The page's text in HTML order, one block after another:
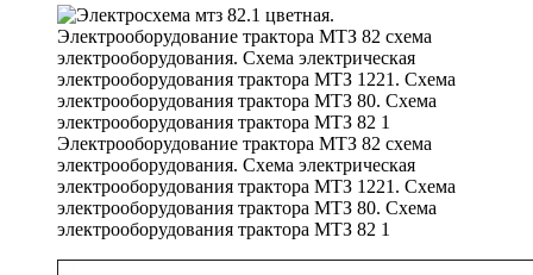
Электрооборудование трактора МТЗ 82 схема
электрооборудования. Схема электрическая
электрооборудования трактора МТЗ 1221. Схема
электрооборудования трактора МТЗ 80. Схема
электрооборудования трактора МТЗ 82 1